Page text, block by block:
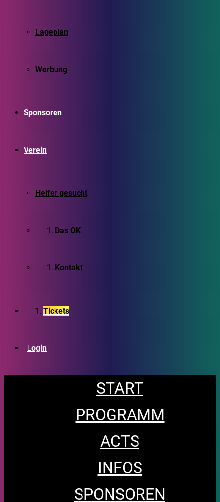
Lageplan
Werbung
Sponsoren
Verein
Helfer gesucht
Das OK
Kontakt
Tickets
Login
START
PROGRAMM
ACTS
INFOS
SPONSOREN